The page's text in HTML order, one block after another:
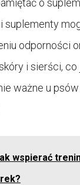
o
suplementy
odporności
i sierści, co
ważne u
wspierać